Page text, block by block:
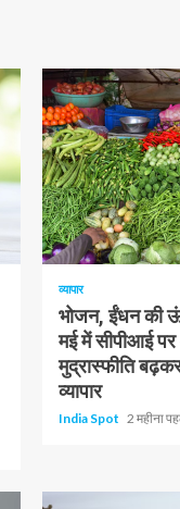
1 न्यूनतम पढ़ा
व्यापार
भोजन, ईंधन की
मई में सीपीआई
मुद्रास्फीति
व्यापार
India Spot 2 महीना